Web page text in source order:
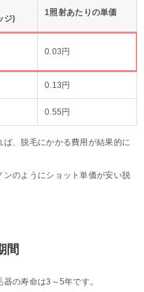
ジ)
1照射あたりの単価
0.03円
0.13円
0.55円
、脱毛にかかる費用が結果的に
のようにショット単価が安い脱
間
の寿命は3～5年です。